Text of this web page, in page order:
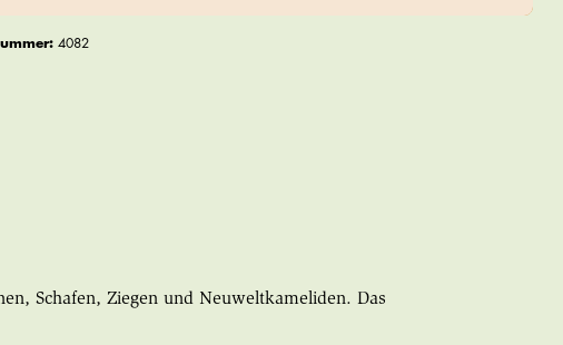
4082
Schafen, Ziegen und Neuweltkameliden. Das